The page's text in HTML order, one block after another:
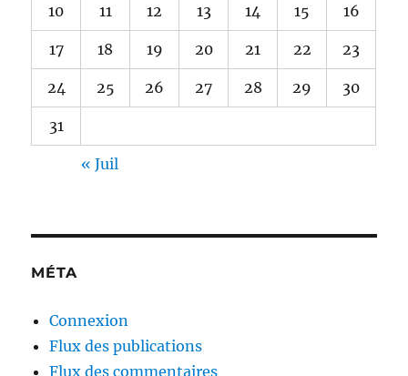
10 11 12 13 14 15 16
17 18 19 20 21 22 23
24 25 26 27 28 29 30
31
« Juil
MÉTA
Connexion
Flux des publications
Flux des commentaires